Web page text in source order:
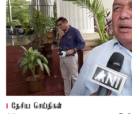
தேசிய செய்திகள்